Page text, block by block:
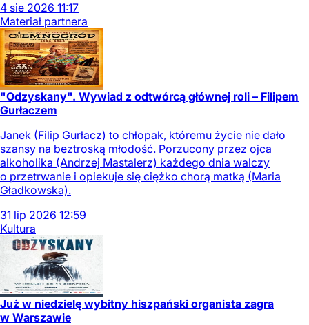
4 sie 2026 11:17
Materiał partnera
"Odzyskany". Wywiad z odtwórcą głównej roli – Filipem
Gurłaczem
Janek (Filip Gurłacz) to chłopak, któremu życie nie dało
szansy na beztroską młodość. Porzucony przez ojca
alkoholika (Andrzej Mastalerz) każdego dnia walczy
o przetrwanie i opiekuje się ciężko chorą matką (Maria
Gładkowska).
31 lip 2026 12:59
Kultura
Już w niedzielę wybitny hiszpański organista zagra
w Warszawie